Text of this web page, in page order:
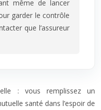
même de lancer
garder le contrôle
que l’assureur
: vous remplissez un
santé dans l’espoir de